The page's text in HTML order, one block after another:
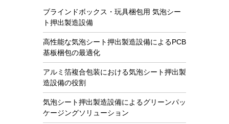
ブラインドボックス・玩具梱包用 気泡シー
ト押出製造設備
高性能な気泡シート押出製造設備によるPCB
基板梱包の最適化
アルミ箔複合包装における気泡シート押出製
造設備の役割
気泡シート押出製造設備によるグリーンパッ
ケージングソリューション